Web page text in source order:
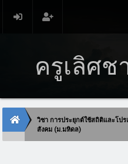
ครูเลิศ
วิชา การประยุกต์ใช้สถิติและโป
สังคม (ม.มหิดล)